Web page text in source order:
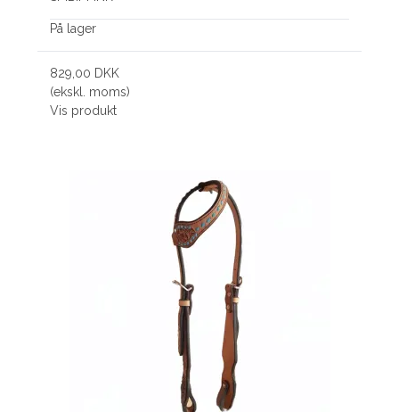
På lager
829,00 DKK
(ekskl. moms)
Vis produkt